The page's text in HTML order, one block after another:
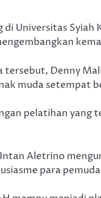
Universitas Syiah
tersebut, Denny
muda setempat
pelatihan yang
Aletrino
para